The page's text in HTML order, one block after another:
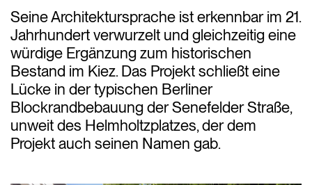
Seine Architektursprache ist erkennbar im 21.
Jahrhundert verwurzelt und gleichzeitig eine
würdige Ergänzung zum historischen
Bestand im Kiez. Das Projekt schließt eine
Lücke in der typischen Berliner
Blockrandbebauung der Senefelder Straße,
unweit des Helmholtzplatzes, der dem
Projekt auch seinen Namen gab.